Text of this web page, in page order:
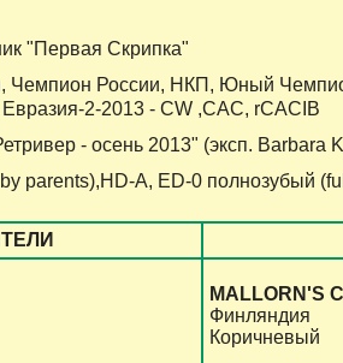
"Первая Скрипка"
Чемпион России, НКП, Юный
Евразия-2-2013 - CW ,САС, rCACIB
- осень 2013" (эксп. Barbara
parents),HD-A, ED-0 полнозубый
MALLORN'S
Финляндия
Коричневый